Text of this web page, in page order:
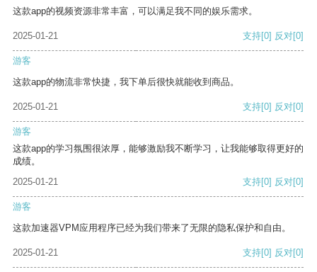
这款app的视频资源非常丰富，可以满足我不同的娱乐需求。
2025-01-21 支持[0] 反对[0]
游客
这款app的物流非常快捷，我下单后很快就能收到商品。
2025-01-21 支持[0] 反对[0]
游客
这款app的学习氛围很浓厚，能够激励我不断学习，让我能够取得更好的
成绩。
2025-01-21
支持[0] 反对[0]
游客
这款加速器VPM应用程序已经为我们带来了无限的隐私保护和自由。
2025-01-21 支持[0] 反对[0]